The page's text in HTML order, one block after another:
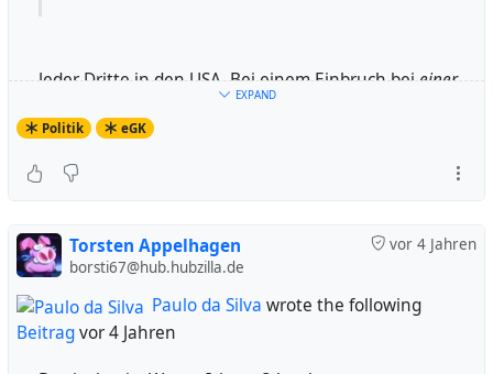
Jeder Dritte in den USA. Bei einem Einbruch beieiner
bei uns nicht passieren kann, und dann auch noch
einem Haufen liegen, das erschließt sich mir nicht.
Lernt doch bitte einfach mal alle, dass wir Menschen
zu blöde sind, auf unsere Daten aufzupassen. Der
einzige Weg der Schadensbegrenzung ist, keine Daten
EXPAND
Politik eGK
vor 4 Jahren
Torsten Appelhagen
borsti67@hub.hubzilla.de
Paulo da Silva wrote the following
Beitragvor 4 Jahren